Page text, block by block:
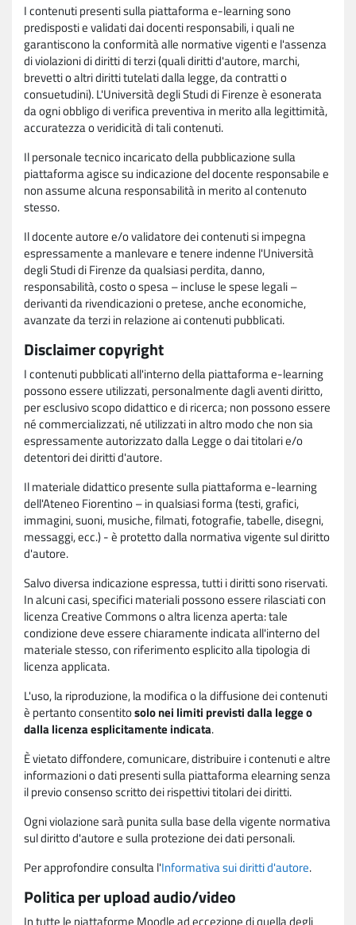
I contenuti presenti sulla piattaforma e-learning sono
predisposti e validati dai docenti responsabili, i quali ne
garantiscono la conformità alle normative vigenti e l'assenza
di violazioni di diritti di terzi (quali diritti d'autore, marchi,
brevetti o altri diritti tutelati dalla legge, da contratti o
consuetudini). L'Università degli Studi di Firenze è esonerata
da ogni obbligo di verifica preventiva in merito alla legittimità,
accuratezza o veridicità di tali contenuti.
Il personale tecnico incaricato della pubblicazione sulla
piattaforma agisce su indicazione del docente responsabile e
non assume alcuna responsabilità in merito al contenuto
stesso.
Il docente autore e/o validatore dei contenuti si impegna
espressamente a manlevare e tenere indenne l'Università
degli Studi di Firenze da qualsiasi perdita, danno,
responsabilità, costo o spesa – incluse le spese legali –
derivanti da rivendicazioni o pretese, anche economiche,
avanzate da terzi in relazione ai contenuti pubblicati.
Disclaimer copyright
I contenuti pubblicati all'interno della piattaforma e-learning
possono essere utilizzati, personalmente dagli aventi diritto,
per esclusivo scopo didattico e di ricerca; non possono essere
né commercializzati, né utilizzati in altro modo che non sia
espressamente autorizzato dalla Legge o dai titolari e/o
detentori dei diritti d'autore.
Il materiale didattico presente sulla piattaforma e-learning
dell'Ateneo Fiorentino – in qualsiasi forma (testi, grafici,
immagini, suoni, musiche, filmati, fotografie, tabelle, disegni,
messaggi, ecc.) - è protetto dalla normativa vigente sul diritto
d'autore.
Salvo diversa indicazione espressa, tutti i diritti sono riservati.
In alcuni casi, specifici materiali possono essere rilasciati con
licenza Creative Commons o altra licenza aperta: tale
condizione deve essere chiaramente indicata all'interno del
materiale stesso, con riferimento esplicito alla tipologia di
licenza applicata.
L'uso, la riproduzione, la modifica o la diffusione dei contenuti
è pertanto consentitosolo nei limiti previsti dalla legge o
dalla licenza esplicitamente indicata.
È vietato diffondere, comunicare, distribuire i contenuti e altre
informazioni o dati presenti sulla piattaforma elearning senza
il previo consenso scritto dei rispettivi titolari dei diritti.
Ogni violazione sarà punita sulla base della vigente normativa
sul diritto d'autore e sulla protezione dei dati personali.
Per approfondire consulta l'Informativa sui diritti d'autore.
Politica per upload audio/video
In tutte le piattaforme Moodle ad eccezione di quella degli